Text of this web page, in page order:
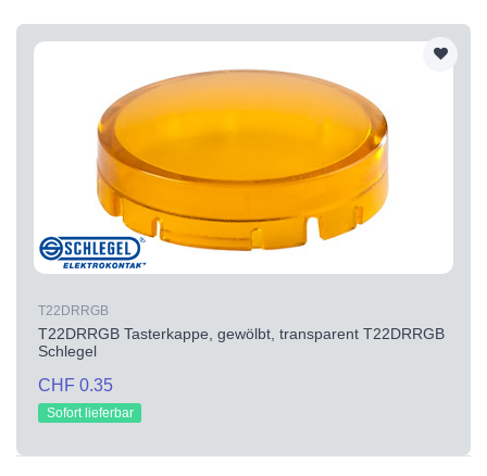
T22DRRGB
T22DRRGB Tasterkappe, gewölbt, transparent T22DRRGB
Schlegel
CHF 0.35
Sofort lieferbar